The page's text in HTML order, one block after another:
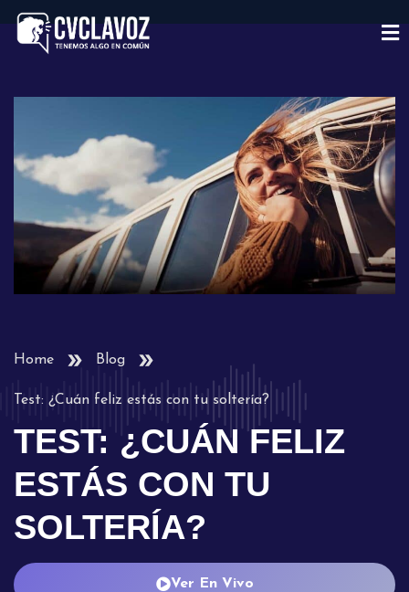
Home Blog
Test: ¿Cuán feliz estás con tu soltería?
TEST: ¿CUÁN FELIZ
ESTÁS CON TU
SOLTERÍA?
Ver En Vivo